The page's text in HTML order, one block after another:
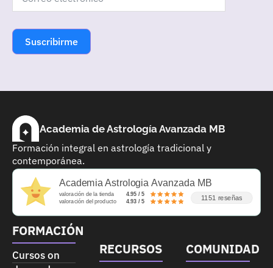
Suscribirme
Academia de Astrología Avanzada MB
Formación integral en astrología tradicional y
contemporánea.
Academia Astrologia Avanzada MB
valoración de la tienda
4.95 / 5
valoración del producto
4.93 / 5 1151 reseñas
FORMACIÓN
Cursos on
RECURSOS COMUNIDAD